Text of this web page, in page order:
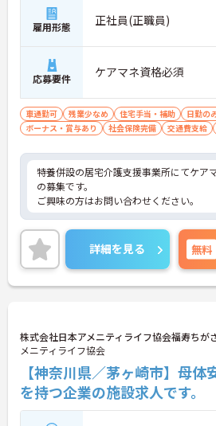
雇用形態 正社員(正職員)
応募要件 ケアマネ資格必須
車通勤可 残業少なめ 住宅手当・補助 日勤の
ボーナス・賞与あり
社会保険完備 交通費支給
特養併設の居宅介護支援事業所にてケア
の募集です。
ご興味の方はお問い合わせください。
詳細を見る 無料
株式会社日本アメニティライフ協会福寿ちが
メニティライフ協会
【神奈川県／茅ヶ崎市】母
を持つ企業の施設求人です。